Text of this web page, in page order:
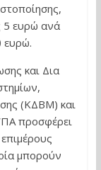
5 ευρώ ανά
ευρώ.
και Δια
(ΚΔΒΜ) και
προσφέρει
μπορούν